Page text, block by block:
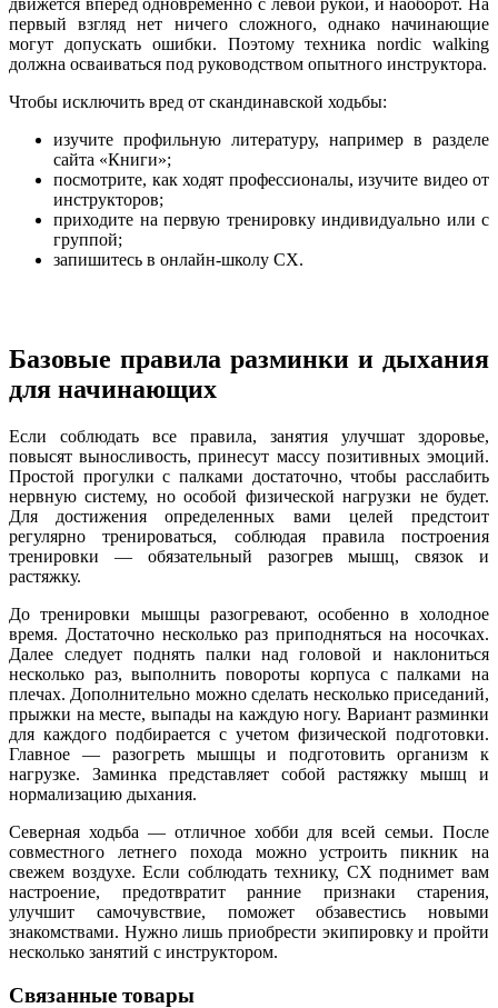
движется вперед одновременно с левой рукой, и наоборот. На
первый взгляд нет ничего сложного, однако начинающие
могут допускать ошибки. Поэтому техника nordic walking
должна осваиваться под руководством опытного инструктора.
Чтобы исключить вред от скандинавской ходьбы:
изучите профильную литературу, например в разделе
сайта «Книги»;
посмотрите, как ходят профессионалы, изучите видео от
инструкторов;
приходите на первую тренировку индивидуально или с
группой;
запишитесь в онлайн-школу СХ.
Базовые правила разминки и дыхания
для начинающих
Если соблюдать все правила, занятия улучшат здоровье,
повысят выносливость, принесут массу позитивных эмоций.
Простой прогулки с палками достаточно, чтобы расслабить
нервную систему, но особой физической нагрузки не будет.
Для достижения определенных вами целей предстоит
регулярно тренироваться, соблюдая правила построения
тренировки — обязательный разогрев мышц, связок и
растяжку.
До тренировки мышцы разогревают, особенно в холодное
время. Достаточно несколько раз приподняться на носочках.
Далее следует поднять палки над головой и наклониться
несколько раз, выполнить повороты корпуса с палками на
плечах. Дополнительно можно сделать несколько приседаний,
прыжки на месте, выпады на каждую ногу. Вариант разминки
для каждого подбирается с учетом физической подготовки.
Главное — разогреть мышцы и подготовить организм к
нагрузке. Заминка представляет собой растяжку мышц и
нормализацию дыхания.
Северная ходьба — отличное хобби для всей семьи. После
совместного летнего похода можно устроить пикник на
свежем воздухе. Если соблюдать технику, СХ поднимет вам
настроение, предотвратит ранние признаки старения,
улучшит самочувствие, поможет обзавестись новыми
знакомствами. Нужно лишь приобрести экипировку и пройти
несколько занятий с инструктором.
Связанные товары